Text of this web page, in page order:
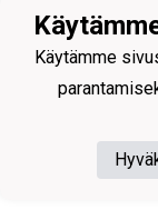
Käytämme